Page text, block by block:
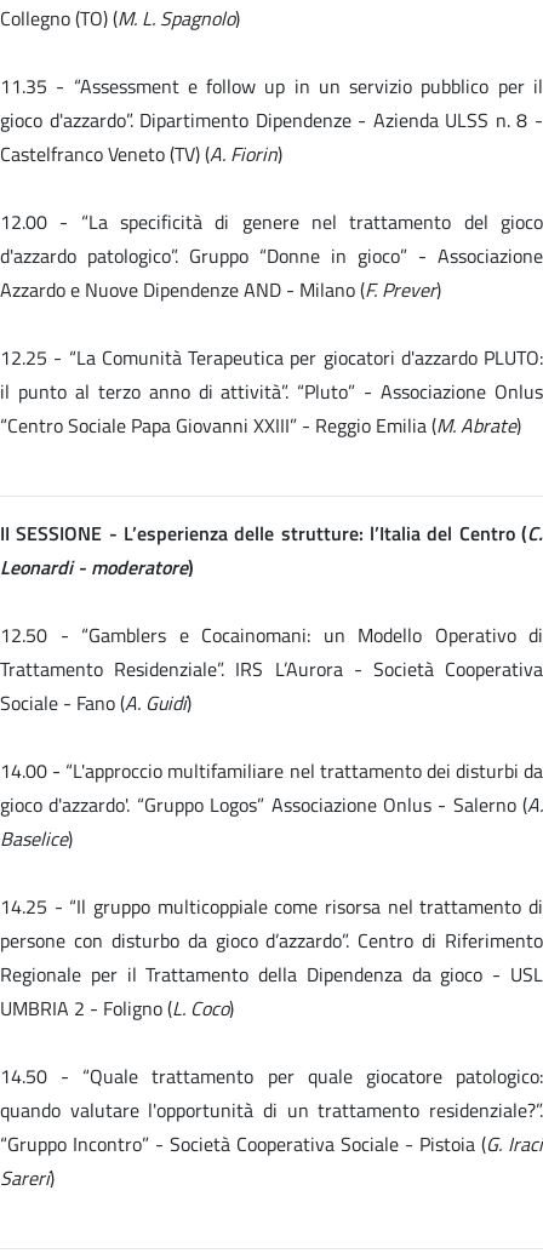
Collegno (TO) (M. L. Spagnolo)
11.35 - “Assessment e follow up in un servizio pubblico per il
gioco d'azzardo”. Dipartimento Dipendenze - Azienda ULSS n. 8 -
Castelfranco Veneto (TV) (A. Fiorin)
12.00 - “La specificità di genere nel trattamento del gioco
d'azzardo patologico”. Gruppo “Donne in gioco” - Associazione
Azzardo e Nuove Dipendenze AND - Milano (F. Prever)
12.25 - “La Comunità Terapeutica per giocatori d'azzardo PLUTO:
il punto al terzo anno di attività”. “Pluto” - Associazione Onlus
“Centro Sociale Papa Giovanni XXIII” - Reggio Emilia (M. Abrate)
II SESSIONE - L’esperienza delle strutture: l’Italia del Centro (C.
Leonardi - moderatore)
12.50 - “Gamblers e Cocainomani: un Modello Operativo di
Trattamento Residenziale”. IRS L’Aurora - Società Cooperativa
Sociale - Fano (A. Guidi)
14.00 - “L'approccio multifamiliare nel trattamento dei disturbi da
gioco d'azzardo'. “Gruppo Logos” Associazione Onlus - Salerno (A.
Baselice)
14.25 - “Il gruppo multicoppiale come risorsa nel trattamento di
persone con disturbo da gioco d’azzardo”. Centro di Riferimento
Regionale per il Trattamento della Dipendenza da gioco - USL
UMBRIA 2 - Foligno (L. Coco)
14.50 - “Quale trattamento per quale giocatore patologico:
quando valutare l'opportunità di un trattamento residenziale?”.
“Gruppo Incontro” - Società Cooperativa Sociale - Pistoia (G. Iraci
Sareri)